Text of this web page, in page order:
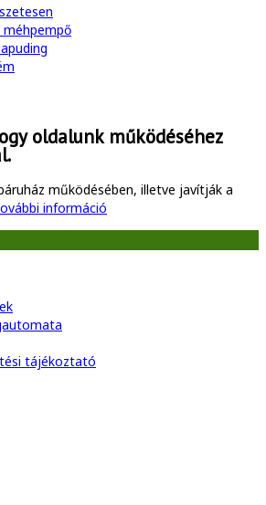
méhpempő
oldalunk működéséhez
működésében, illetve javítják a
információ
tájékoztató